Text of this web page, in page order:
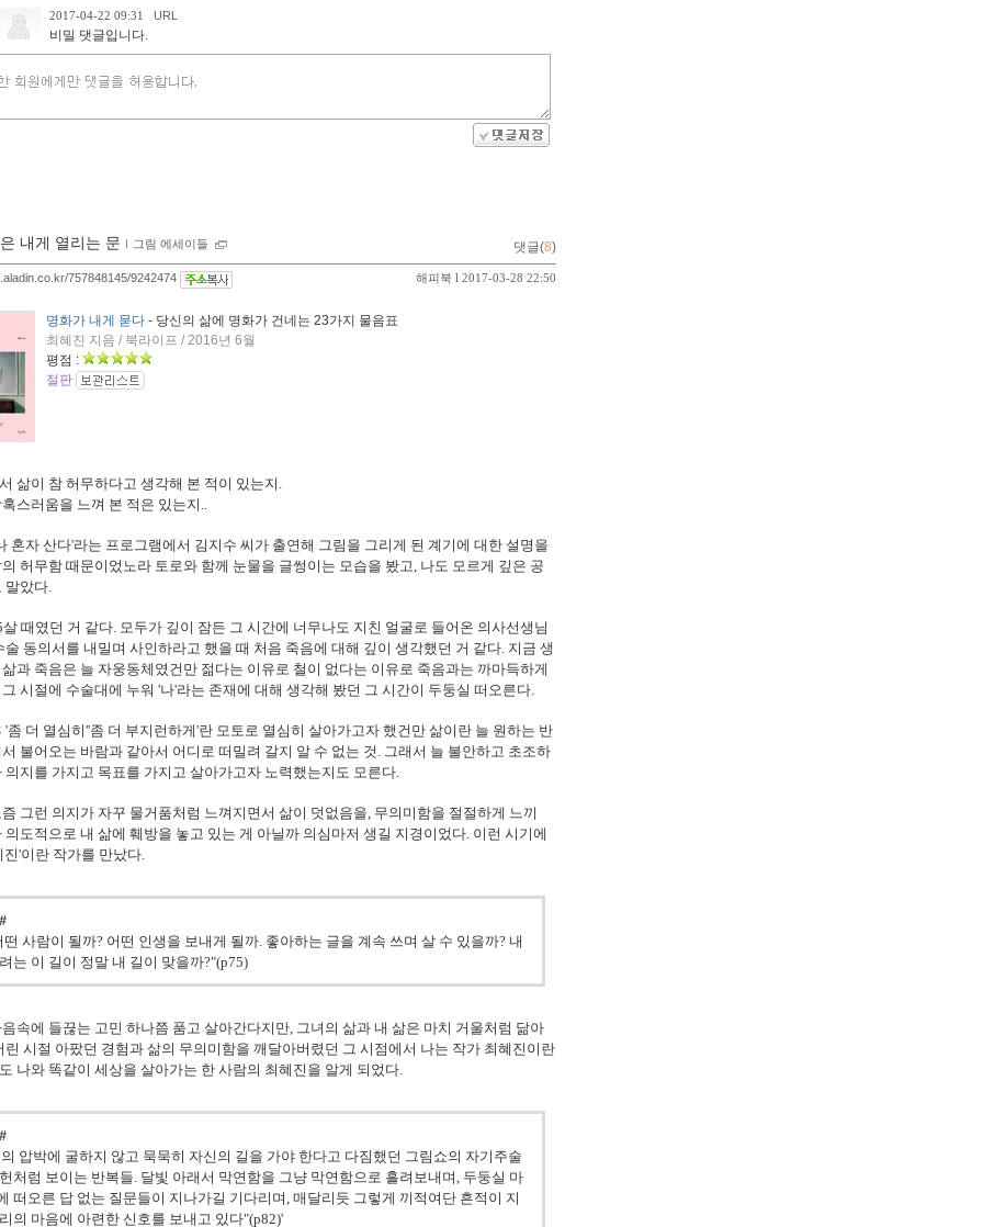
2017-04-22 09:31 URL
비밀 댓글입니다.
내게 열리는 문 ｌ 그림 에세이들 댓글(8)
해피북 l 2017-03-28 22:50
757848145/9242474
명화가 내게 묻다 - 당신의 삶에 명화가 건네는 23가지 물음표
최혜진 지음 / 북라이프 / 2016년 6월
평점 :
절판
삶이 참 허무하다고 생각해 본 적이 있는지.
스러움을 느껴 본 적은 있는지..
혼자 산다'라는 프로그램에서 김지수 씨가 출연해 그림을 그리게 된 계기에 대한 설명을
허무함 때문이었노라 토로와 함께 눈물을 글썽이는 모습을 봤고, 나도 모르게 깊은 공
말았다.
때였던 거 같다. 모두가 깊이 잠든 그 시간에 너무나도 지친 얼굴로 들어온 의사선생님
술 동의서를 내밀며 사인하라고 했을 때 처음 죽음에 대해 깊이 생각했던 거 같다. 지금 생
과 죽음은 늘 자웅동체였건만 젊다는 이유로 철이 없다는 이유로 죽음과는 까마득하게
시절에 수술대에 누워 '나'라는 존재에 대해 생각해 봤던 그 시간이 두둥실 떠오른다.
'좀 더 열심히''좀 더 부지런하게'란 모토로 열심히 살아가고자 했건만 삶이란 늘 원하는 반
불어오는 바람과 같아서 어디로 떠밀려 갈지 알 수 없는 것. 그래서 늘 불안하고 초조하
의지를 가지고 목표를 가지고 살아가고자 노력했는지도 모른다.
그런 의지가 자꾸 물거품처럼 느껴지면서 삶이 덧없음을, 무의미함을 절절하게 느끼
의도적으로 내 삶에 훼방을 놓고 있는 게 아닐까 의심마저 생길 지경이었다. 이런 시기에
'이란 작가를 만났다.
떤 사람이 될까? 어떤 인생을 보내게 될까. 좋아하는 글을 계속 쓰며 살 수 있을까? 내
는 이 길이 정말 내 길이 맞을까?"(p75)
속에 들끊는 고민 하나쯤 품고 살아간다지만, 그녀의 삶과 내 삶은 마치 거울처럼 닮아
린 시절 아팠던 경험과 삶의 무의미함을 깨달아버렸던 그 시점에서 나는 작가 최혜진이란
나와 똑같이 세상을 살아가는 한 사람의 최혜진을 알게 되었다.
압박에 굴하지 않고 묵묵히 자신의 길을 가야 한다고 다짐했던 그림쇼의 자기주술
처럼 보이는 반복들. 달빛 아래서 막연함을 그냥 막연함으로 흘려보내며, 두둥실 마
떠오른 답 없는 질문들이 지나가길 기다리며, 매달리듯 그렇게 끼적여단 흔적이 지
의 마음에 아련한 신호를 보내고 있다"(p82)'